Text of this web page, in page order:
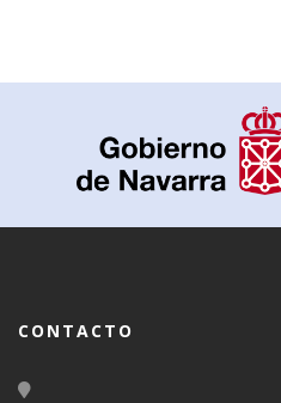
CONTACTO